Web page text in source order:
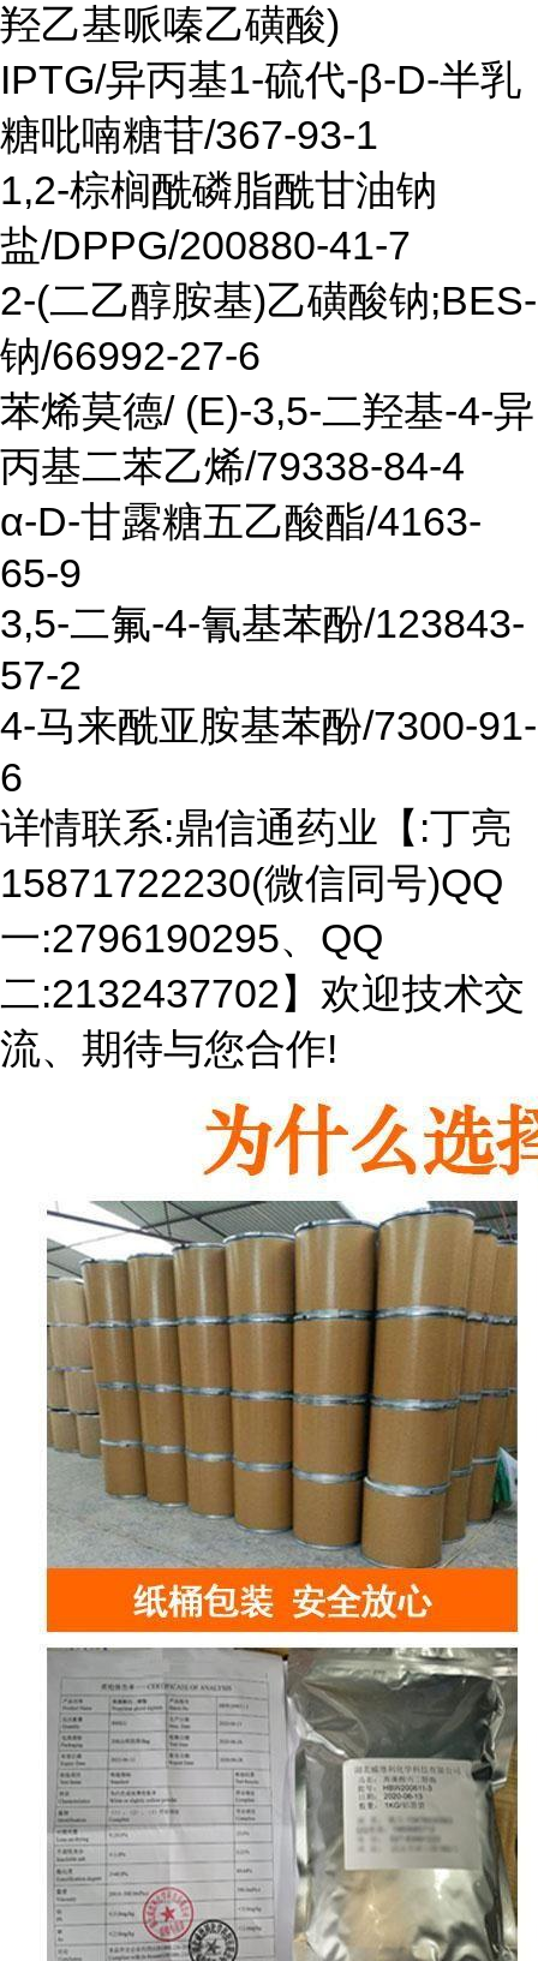
羟乙基哌嗪乙磺酸)
IPTG/异丙基1-硫代-β-D-半乳
糖吡喃糖苷/367-93-1
1,2-棕榈酰磷脂酰甘油钠
盐/DPPG/200880-41-7
2-(二乙醇胺基)乙磺酸钠;BES-
钠/66992-27-6
苯烯莫德/ (E)-3,5-二羟基-4-异
丙基二苯乙烯/79338-84-4
α-D-甘露糖五乙酸酯/4163-
65-9
3,5-二氟-4-氰基苯酚/123843-
57-2
4-马来酰亚胺基苯酚/7300-91-
6
详情联系:鼎信通药业【:丁亮
15871722230(微信同号)QQ
一:2796190295、QQ
二:2132437702】欢迎技术交
流、期待与您合作!